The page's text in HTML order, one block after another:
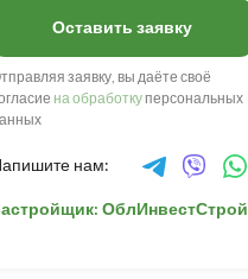
Оставить заявку
заявку, вы даёте своё
на обработкуперсональных
нам:
ОблИнвестСтрой